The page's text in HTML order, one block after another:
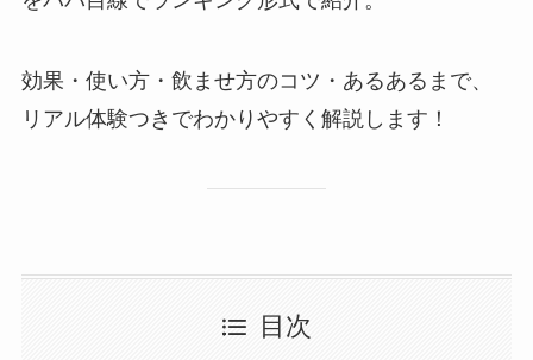
効果・使い方・飲ませ方のコツ・あるあるまで、
リアル体験つきでわかりやすく解説します！
目次